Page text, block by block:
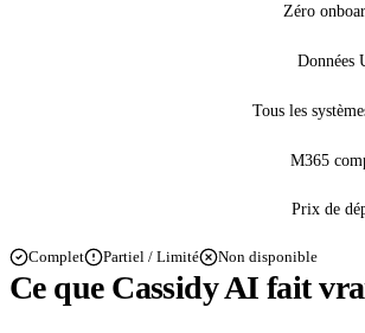
Zéro
Données
Tous les
M365
Prix de
Complet Partiel / Limité Non disponible
Ce que Cassidy AI fait